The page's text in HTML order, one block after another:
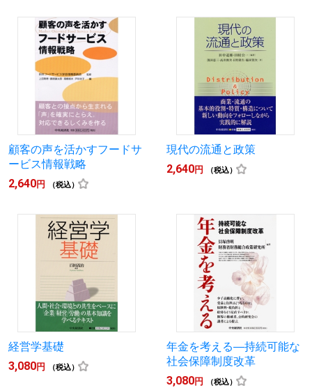
顧客の声を活かすフードサ
ービス情報戦略
2,640円 （税込）
現代の流通と政策
2,640円 （税込）
経営学基礎
3,080円 （税込）
年金を考える―持続可能な
社会保障制度改革
3,080円 （税込）